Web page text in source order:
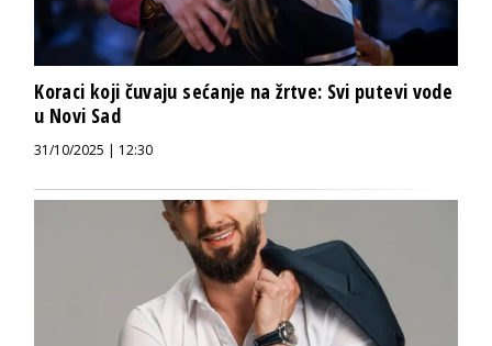
Koraci koji čuvaju sećanje na žrtve: Svi putevi vode
u Novi Sad
31/10/2025 | 12:30